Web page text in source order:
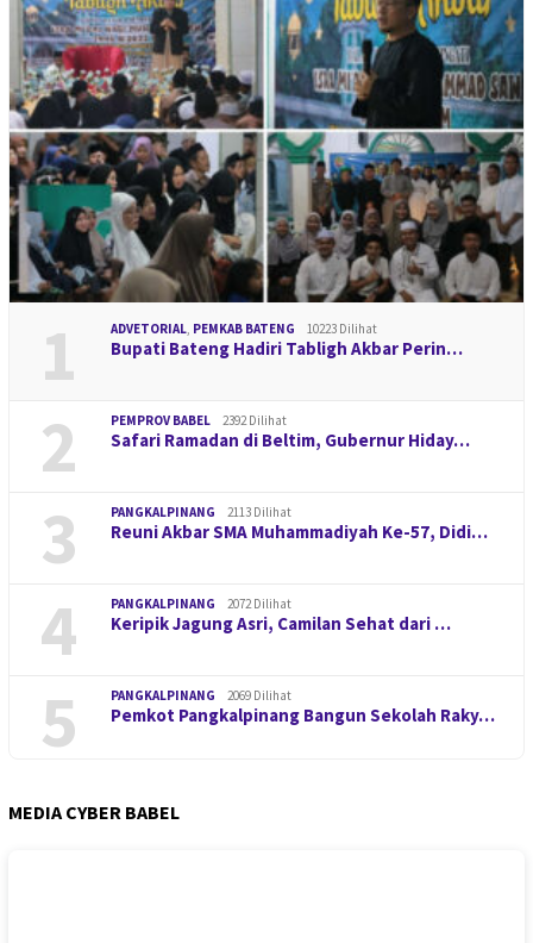
1 ADVETORIAL, PEMKAB BATENG 10223 Dilihat
Bupati Bateng Hadiri Tabligh Akbar Perin…
2 PEMPROV BABEL 2392 Dilihat
Safari Ramadan di Beltim, Gubernur Hiday…
3 PANGKALPINANG 2113 Dilihat
Reuni Akbar SMA Muhammadiyah Ke-57, Didi…
4 PANGKALPINANG 2072 Dilihat
Keripik Jagung Asri, Camilan Sehat dari …
5 PANGKALPINANG 2069 Dilihat
Pemkot Pangkalpinang Bangun Sekolah Raky…
MEDIA CYBER BABEL